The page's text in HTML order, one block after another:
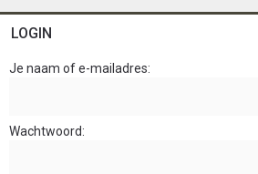
LOGIN
Je naam of e-mailadres
Wachtwoord